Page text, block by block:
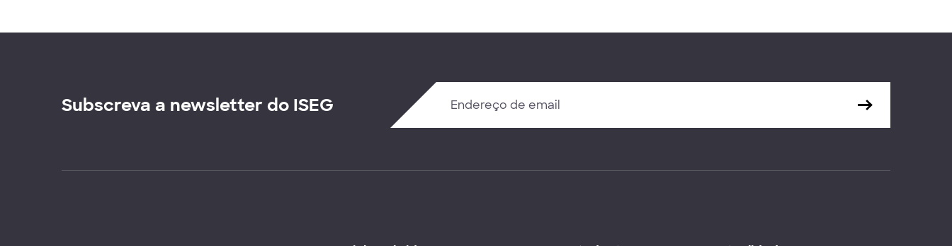
Subscreva a newsletter do ISEG